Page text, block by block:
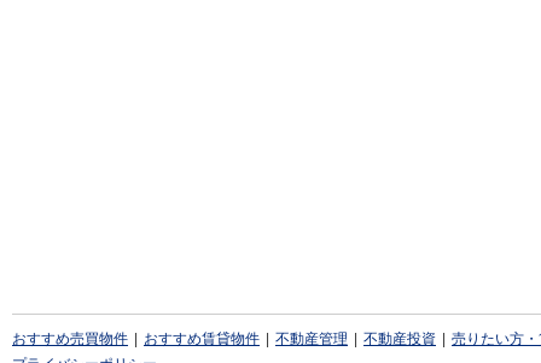
おすすめ売買物件 おすすめ賃貸物件 不動産管理 不動産投資
売りたい方